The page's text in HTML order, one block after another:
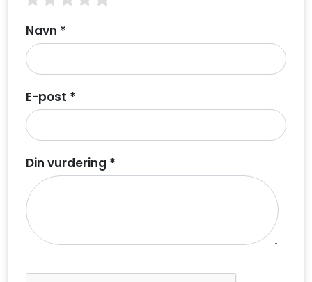
Navn *
E-post *
Din vurdering *